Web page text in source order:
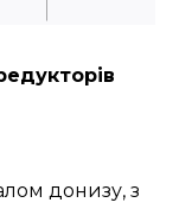
донизу, з